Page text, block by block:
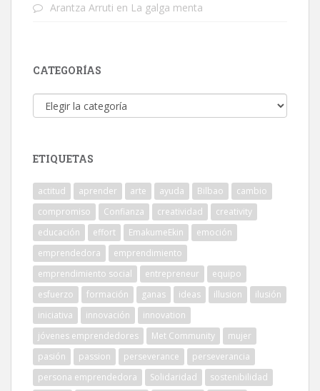
Arantza Arruti en La galga menta
CATEGORÍAS
Categorías
ETIQUETAS
actitud aprender arte ayuda Bilbao
cambio
compromiso
Confianza creatividad
creativity
educación
effort EmakumeEkin
emoción
emprendedora
emprendimiento
emprendimiento social
entrepreneur
equipo
esfuerzo
formación ganas ideas illusion
ilusión
iniciativa
innovación
innovation
jóvenes emprendedores
Met Community
mujer
pasión
passion perseverance
perseverancia
persona emprendedora
Solidaridad
sostenibilidad